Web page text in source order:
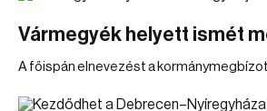
Vármegyék helyett ismét
A főispán elnevezést a